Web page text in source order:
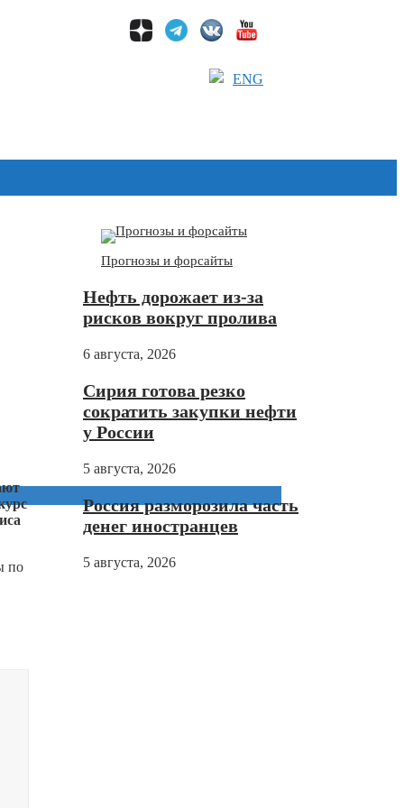
ENG
по
Прогнозы и форсайты
Нефть дорожает из-за
рисков вокруг пролива
6 августа, 2026
Сирия готова резко
сократить закупки нефти
у России
5 августа, 2026
Россия разморозила часть
денег иностранцев
5 августа, 2026